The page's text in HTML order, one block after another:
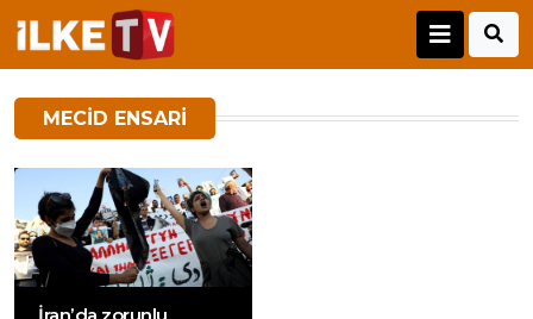
MECID ENSARI